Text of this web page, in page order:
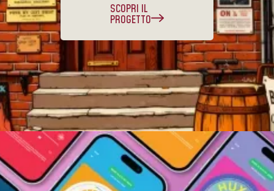
SCOPRI IL
PROGETTO